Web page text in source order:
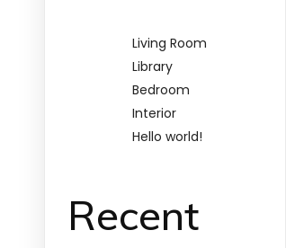
Living Room
Library
Bedroom
Interior
Hello world!
Recent